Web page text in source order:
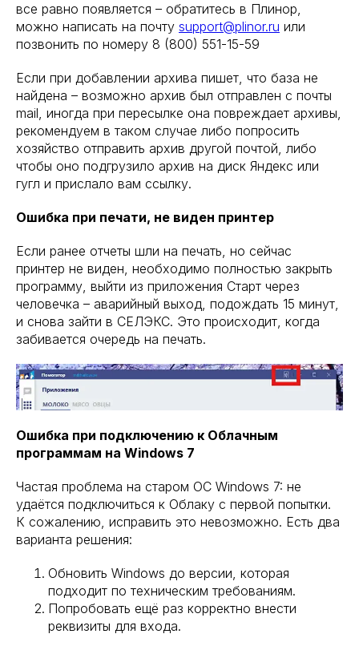
все равно появляется – обратитесь в Плинор,
можно написать на почту support@plinor.ru или
позвонить по номеру 8 (800) 551-15-59
Если при добавлении архива пишет, что база не
найдена – возможно архив был отправлен с почты
mail, иногда при пересылке она повреждает архивы,
рекомендуем в таком случае либо попросить
хозяйство отправить архив другой почтой, либо
чтобы оно подгрузило архив на диск Яндекс или
гугл и прислало вам ссылку.
Ошибка при печати, не виден принтер
Если ранее отчеты шли на печать, но сейчас
принтер не виден, необходимо полностью закрыть
программу, выйти из приложения Старт через
человечка – аварийный выход, подождать 15 минут,
и снова зайти в СЕЛЭКС. Это происходит, когда
забивается очередь на печать.
Ошибка при подключению к Облачным
программам на Windows 7
Частая проблема на старом ОС Windows 7: не
удаётся подключиться к Облаку с первой попытки.
К сожалению, исправить это невозможно. Есть два
варианта решения:
Обновить Windows до версии, которая
подходит по техническим требованиям.
Попробовать ещё раз корректно внести
реквизиты для входа.